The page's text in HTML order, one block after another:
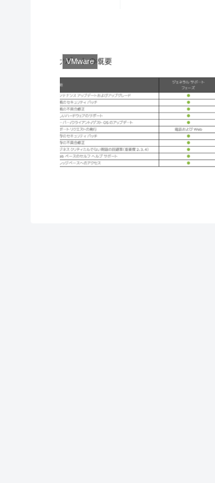
VMware